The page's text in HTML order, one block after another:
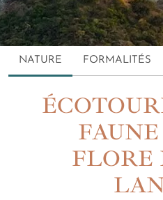
NATURE FORMALITÉS
FLORE